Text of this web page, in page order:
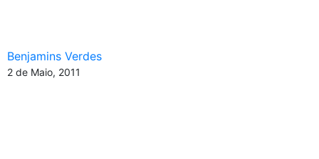
Benjamins Verdes
2 de Maio, 2011